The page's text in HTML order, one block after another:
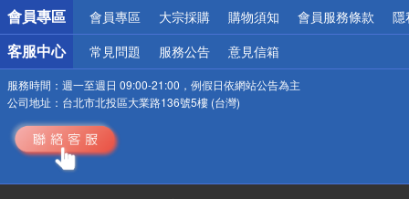
會員專區 會員專區 大宗採購 購物須知 會員服務條款 隱
客服中心 常見問題 服務公告 意見信箱
服務時間： 週一至週日 09:00-21:00，例假日依網站公告為主
公司地址： 台北市北投區大業路136號5樓 (台灣)